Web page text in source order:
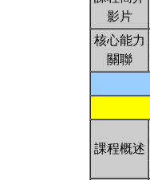
影片
核心能力
關聯
課程概述